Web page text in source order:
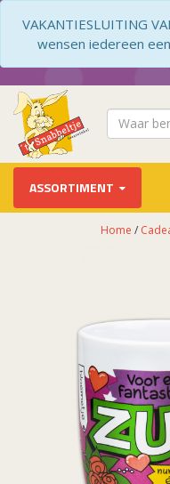
VAKANTIESLUITING
wensen iedereen
ASSORTIMENT
Home /